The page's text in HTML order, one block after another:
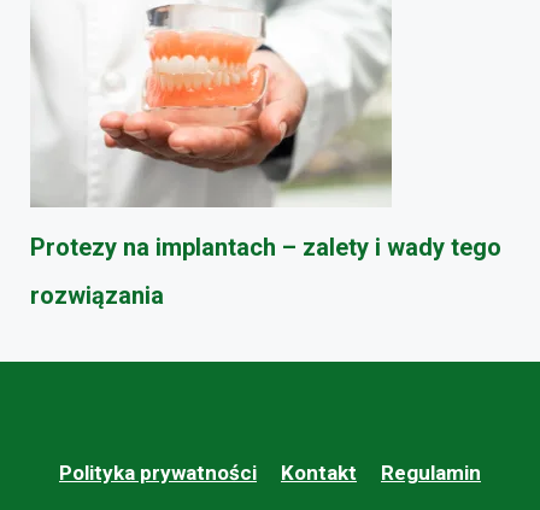
Protezy na implantach – zalety i wady tego
rozwiązania
Polityka prywatności Kontakt Regulamin